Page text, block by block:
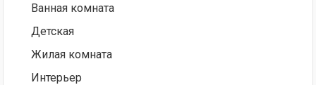
Ванная комната
Детская
Жилая комната
Интерьер